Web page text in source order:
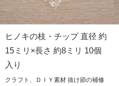
ヒノキの枝・チップ 直径 約
15ミリ×長さ 約8ミリ 10個
入り
クラフト、ＤＩＹ素材 抜け節の補修